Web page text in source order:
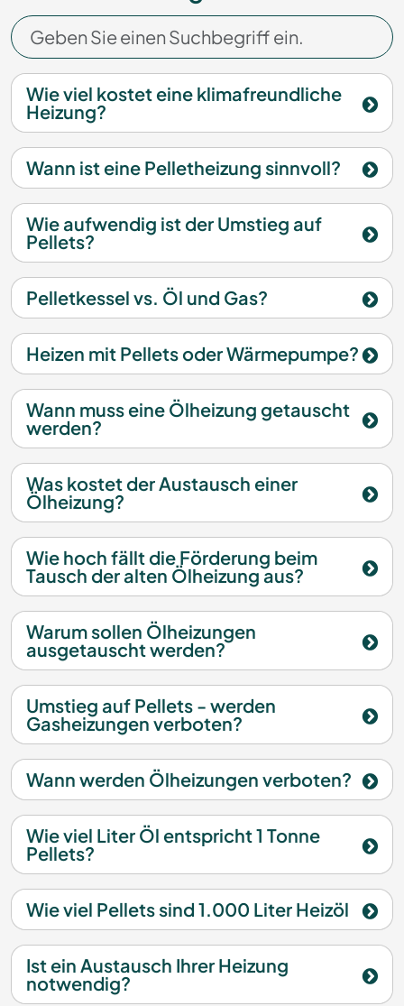
Wie viel kostet eine klimafreundliche
Heizung?
Wann ist eine Pelletheizung sinnvoll?
Wie aufwendig ist der Umstieg auf
Pellets?
Pelletkessel vs. Öl und Gas?
Heizen mit Pellets oder Wärmepumpe?
Wann muss eine Ölheizung getauscht
werden?
Was kostet der Austausch einer
Ölheizung?
Wie hoch fällt die Förderung beim
Tausch der alten Ölheizung aus?
Warum sollen Ölheizungen
ausgetauscht werden?
Umstieg auf Pellets - werden
Gasheizungen verboten?
Wann werden Ölheizungen verboten?
Wie viel Liter Öl entspricht 1 Tonne
Pellets?
Wie viel Pellets sind 1.000 Liter Heizöl
Ist ein Austausch Ihrer Heizung
notwendig?